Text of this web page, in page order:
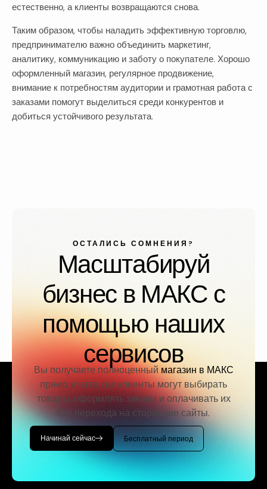
естественно, а клиенты возвращаются снова.
Таким образом, чтобы наладить эффективную торговлю,
предпринимателю важно объединить маркетинг,
аналитику, коммуникацию и заботу о покупателе. Хорошо
оформленный магазин, регулярное продвижение,
внимание к потребностям аудитории и грамотная работа с
заказами помогут выделиться среди конкурентов и
добиться устойчивого результата.
ОСТАЛИСЬ СОМНЕНИЯ?
Масштабируй
бизнес в МАКС с
помощью наших
сервисов
Вы получаете полноценныймагазин в МАКС
прямо в чате, где клиенты могут выбирать
товары, оформлять заказы и оплачивать их
без перехода на сторонние сайты.
Начинай сейчас Бесплатный период